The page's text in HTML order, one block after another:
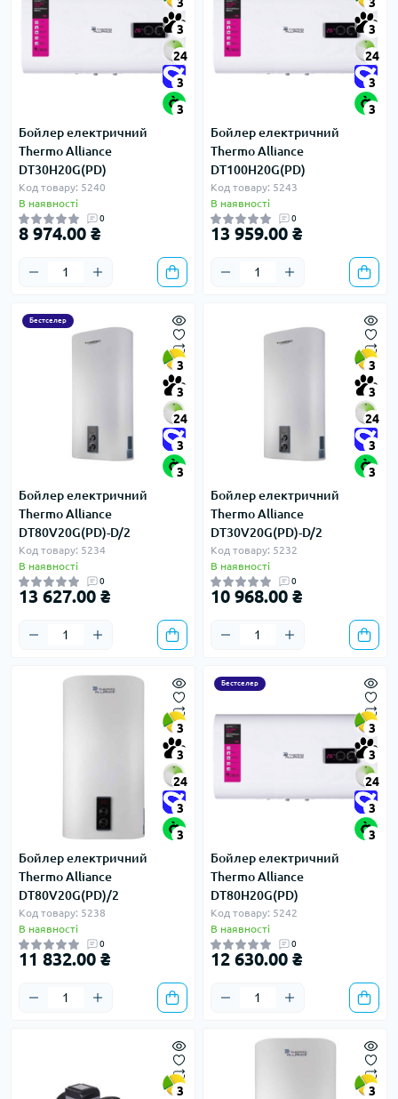
3
24
3
3
Бойлер електричний
Thermo Alliance
DT30H20G(PD)
Код товару: 5240
В наявності
0
8 974.00 ₴
3
24
3
3
Бойлер електричний
Thermo Alliance
DT100H20G(PD)
Код товару: 5243
В наявності
0
13 959.00 ₴
Бестселер
3
3
24
3
3
Бойлер електричний
Thermo Alliance
DT80V20G(PD)-D/2
Код товару: 5234
В наявності
0
13 627.00 ₴
3
3
24
3
3
Бойлер електричний
Thermo Alliance
DT30V20G(PD)-D/2
Код товару: 5232
В наявності
0
10 968.00 ₴
3
3
24
3
3
Бойлер електричний
Thermo Alliance
DT80V20G(PD)/2
Код товару: 5238
В наявності
0
11 832.00 ₴
Бестселер
3
3
24
3
3
Бойлер електричний
Thermo Alliance
DT80H20G(PD)
Код товару: 5242
В наявності
0
12 630.00 ₴
3
3